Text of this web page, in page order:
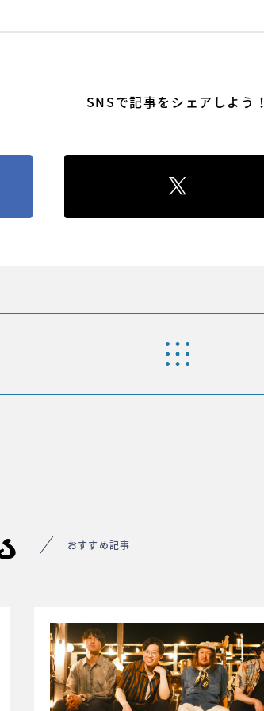
SNSで記事をシェアしよう！
おすすめ記事